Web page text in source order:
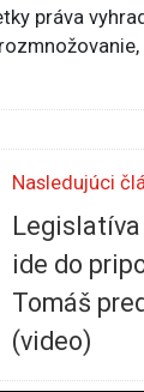
práva
Nasledujúci
ide do
Tomáš
(video)